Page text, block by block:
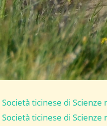
ticinese di Scienze
ticinese di Scienze